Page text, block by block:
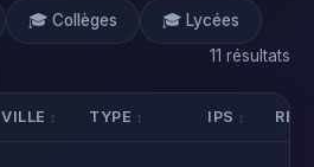
🎓 Collèges
🎓 Lycées
11 résultats
VILLE TYPE IPS